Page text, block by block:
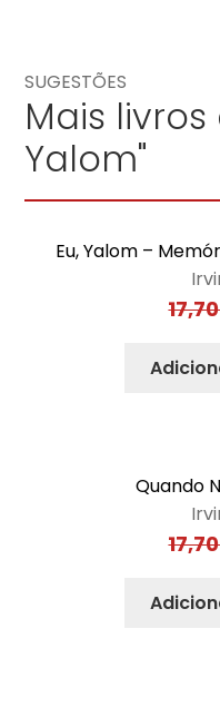
SUGESTÕES
Mais
Yalom"
Eu, Yalom –
Quando